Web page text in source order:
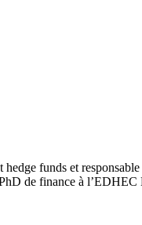
funds et
de finance à l’EDHEC